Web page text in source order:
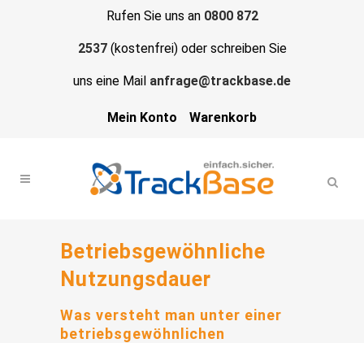
Rufen Sie uns an 0800 872
2537(kostenfrei) oder schreiben Sie
uns eine Mail anfrage@trackbase.de
Mein Konto Warenkorb
Betriebsgewöhnliche
Nutzungsdauer
Was versteht man unter einer
betriebsgewöhnlichen